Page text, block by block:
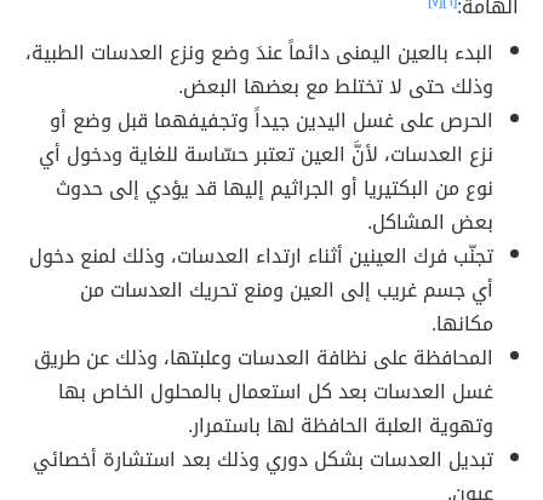
البدء بالعين اليمنى دائماً عندَ وضع ونزع العدسات الطبية،
وذلك حتى لا تختلط مع بعضها البعض.
الحرص على غسل اليدين جيداً وتجفيفهما قبل وضع أو
نزع العدسات، لأنَّ العين تعتبر حسّاسة للغاية ودخول أي
نوع من البكتيريا أو الجراثيم إليها قد يؤدي إلى حدوث
بعض المشاكل.
تجنّب فرك العينين أثناء ارتداء العدسات، وذلك لمنع دخول
أي جسم غريب إلى العين ومنع تحريك العدسات من
مكانها.
المحافظة على نظافة العدسات وعلبتها، وذلك عن طريق
غسل العدسات بعد كل استعمال بالمحلول الخاص بها
وتهوية العلبة الحافظة لها باستمرار.
تبديل العدسات بشكل دوري وذلك بعد استشارة أخصائي